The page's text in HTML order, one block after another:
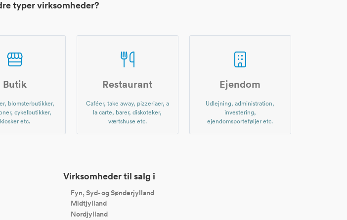
typer virksomheder?
Butik
blomsterbutikker,
cykelbutikker,
kiosker etc.
Restaurant
Caféer, take away, pizzeriaer, a
la carte, barer, diskoteker,
værtshuse etc.
Ejendom
Udlejning, administration,
investering,
ejendomsporteføljer etc.
Virksomheder til salg i
Fyn, Syd- og Sønderjylland
Midtjylland
Nordjylland